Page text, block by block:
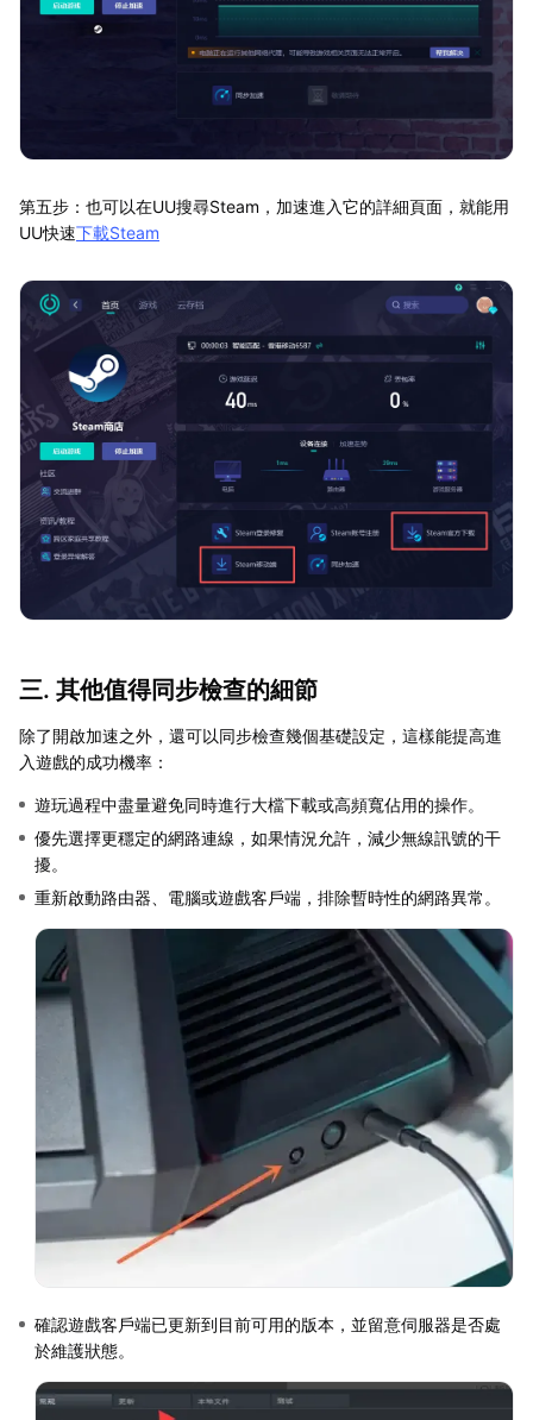
第五步：也可以在UU搜尋Steam，加速進入它的詳細頁面，就能用
UU快速下載Steam
三. 其他值得同步檢查的細節
除了開啟加速之外，還可以同步檢查幾個基礎設定，這樣能提高進
入遊戲的成功機率：
遊玩過程中盡量避免同時進行大檔下載或高頻寬佔用的操作。
優先選擇更穩定的網路連線，如果情況允許，減少無線訊號的干
擾。
重新啟動路由器、電腦或遊戲客戶端，排除暫時性的網路異常。
確認遊戲客戶端已更新到目前可用的版本，並留意伺服器是否處
於維護狀態。